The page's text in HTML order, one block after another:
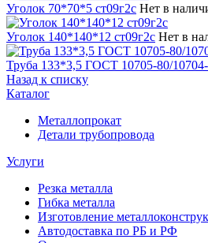
Уголок 70*70*5 ст09г2с Нет в
Уголок 140*140*12 ст09г2с Нет в
Труба 133*3,5 ГОСТ 10705-80/10704-
Назад к списку
Каталог
Металлопрокат
Детали трубопровода
Услуги
Резка металла
Гибка металла
Изготовление
Автодоставка по РБ и РФ